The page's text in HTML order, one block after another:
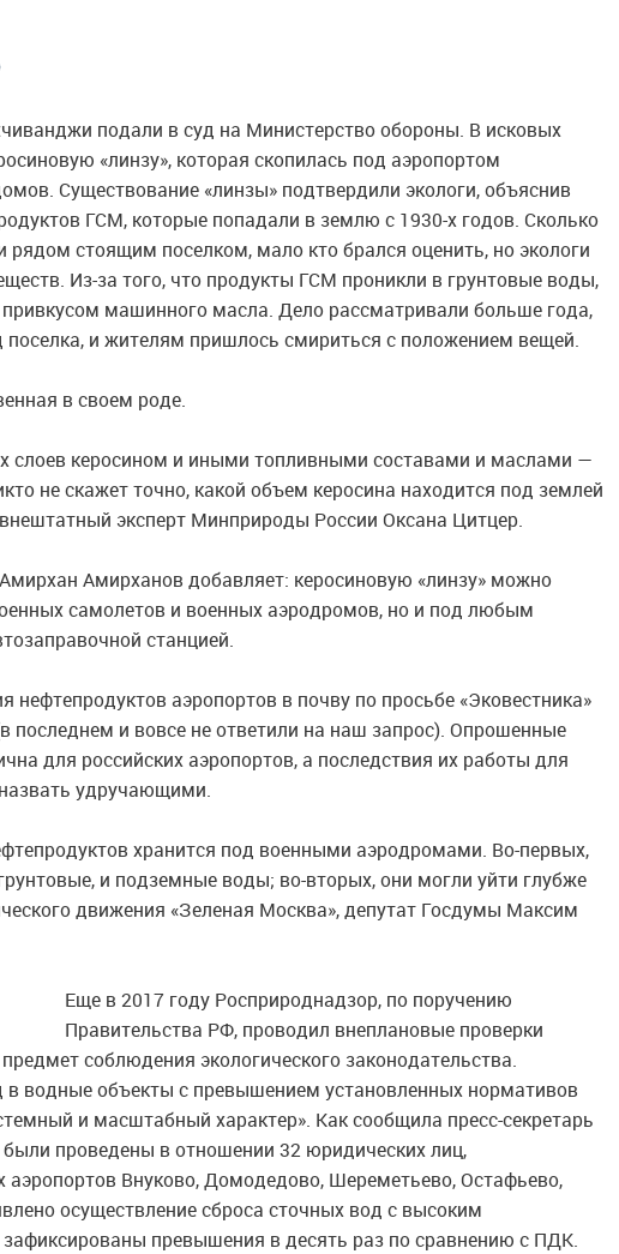
подали в суд на Министерство обороны. В исковых
«линзу», которая скопилась под аэропортом
Существование «линзы» подтвердили экологи, объяснив
ГСМ, которые попадали в землю с 1930-х годов. Сколько
стоящим поселком, мало кто брался оценить, но экологи
Из-за того, что продукты ГСМ проникли в грунтовые воды,
машинного масла. Дело рассматривали больше года,
и жителям пришлось смириться с положением вещей.
в своем роде.
слоев керосином и иными топливными составами и маслами —
не скажет точно, какой объем керосина находится под землей
эксперт Минприроды России Оксана Цитцер.
Амирханов добавляет: керосиновую «линзу» можно
самолетов и военных аэродромов, но и под любым
станцией.
аэропортов в почву по просьбе «Эковестника»
и вовсе не ответили на наш запрос). Опрошенные
для российских аэропортов, а последствия их работы для
удручающими.
хранится под военными аэродромами. Во-первых,
и подземные воды; во-вторых, они могли уйти глубже
движения «Зеленая Москва», депутат Госдумы Максим
Еще в 2017 году Росприроднадзор, по поручению
Правительства РФ, проводил внеплановые проверки
соблюдения экологического законодательства.
водные объекты с превышением установленных нормативов
и масштабный характер». Как сообщила пресс-секретарь
проведены в отношении 32 юридических лиц,
Внуково, Домодедово, Шереметьево, Остафьево,
осуществление сброса сточных вод с высоким
превышения в десять раз по сравнению с ПДК.